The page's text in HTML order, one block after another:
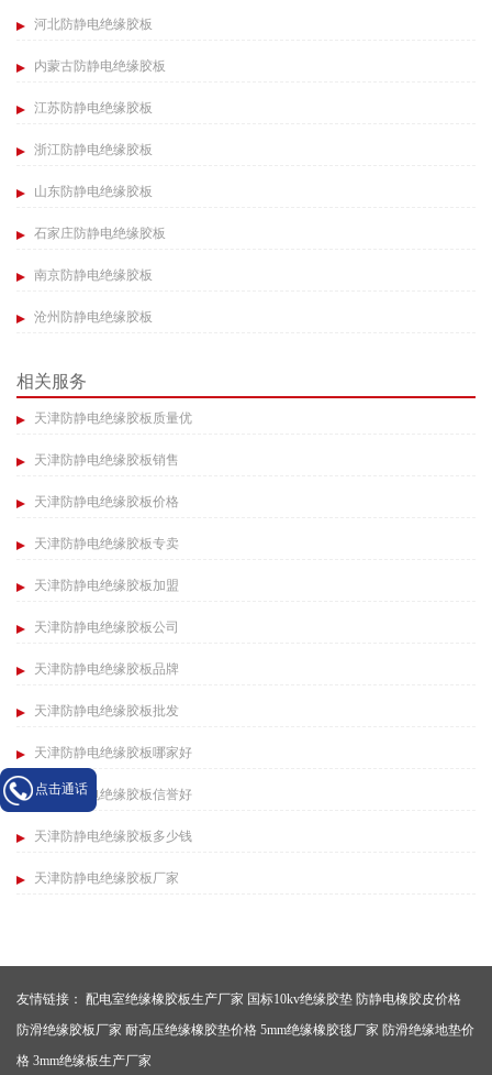
河北防静电绝缘胶板
内蒙古防静电绝缘胶板
江苏防静电绝缘胶板
浙江防静电绝缘胶板
山东防静电绝缘胶板
石家庄防静电绝缘胶板
南京防静电绝缘胶板
沧州防静电绝缘胶板
相关服务
天津防静电绝缘胶板质量优
天津防静电绝缘胶板销售
天津防静电绝缘胶板价格
天津防静电绝缘胶板专卖
天津防静电绝缘胶板加盟
天津防静电绝缘胶板公司
天津防静电绝缘胶板品牌
天津防静电绝缘胶板批发
天津防静电绝缘胶板哪家好
天津防静电绝缘胶板信誉好
天津防静电绝缘胶板多少钱
天津防静电绝缘胶板厂家
友情链接： 配电室绝缘橡胶板生产厂家 国标10kv绝缘胶垫 防静电橡胶皮价格
防滑绝缘胶板厂家 耐高压绝缘橡胶垫价格 5mm绝缘橡胶毯厂家 防滑绝缘地垫价
格 3mm绝缘板生产厂家
点击通话